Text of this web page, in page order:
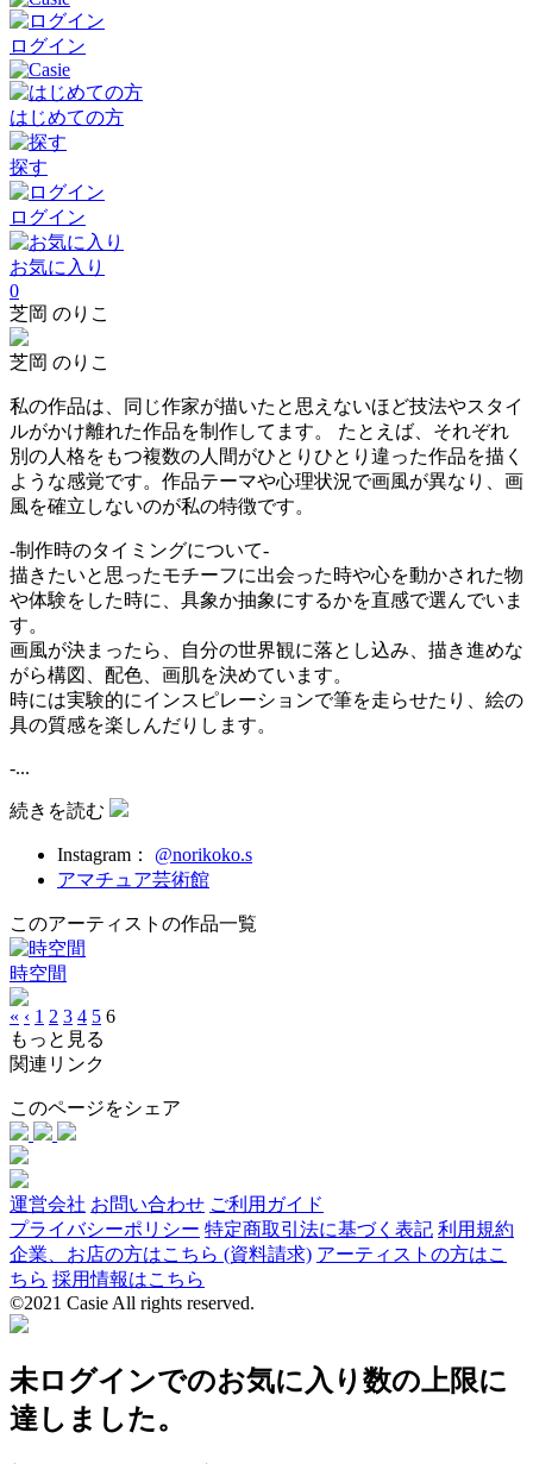
ログイン
はじめての方
探す
ログイン
お気に入り
0
芝岡 のりこ
芝岡 のりこ
私の作品は、同じ作家が描いたと思えないほど技法やスタイ
ルがかけ離れた作品を制作してます。 たとえば、それぞれ
別の人格をもつ複数の人間がひとりひとり違った作品を描く
ような感覚です。作品テーマや心理状況で画風が異なり、画
風を確立しないのが私の特徴です。
-制作時のタイミングについて-
描きたいと思ったモチーフに出会った時や心を動かされた物
や体験をした時に、具象か抽象にするかを直感で選んでいま
す。
画風が決まったら、自分の世界観に落とし込み、描き進めな
がら構図、配色、画肌を決めています。
時には実験的にインスピレーションで筆を走らせたり、絵の
具の質感を楽しんだりします。
-...
続きを読む
Instagram： @norikoko.s
アマチュア芸術館
このアーティストの作品一覧
時空間
« ‹ 1 2 3 4 5 6
もっと見る
関連リンク
このページをシェア
運営会社 お問い合わせ ご利用ガイド
プライバシーポリシー 特定商取引法に基づく表記 利用規約
企業、お店の方はこちら (資料請求) アーティストの方はこ
ちら 採用情報はこちら
©2021 Casie All rights reserved.
未ログインでのお気に入り数の上限に
達しました。